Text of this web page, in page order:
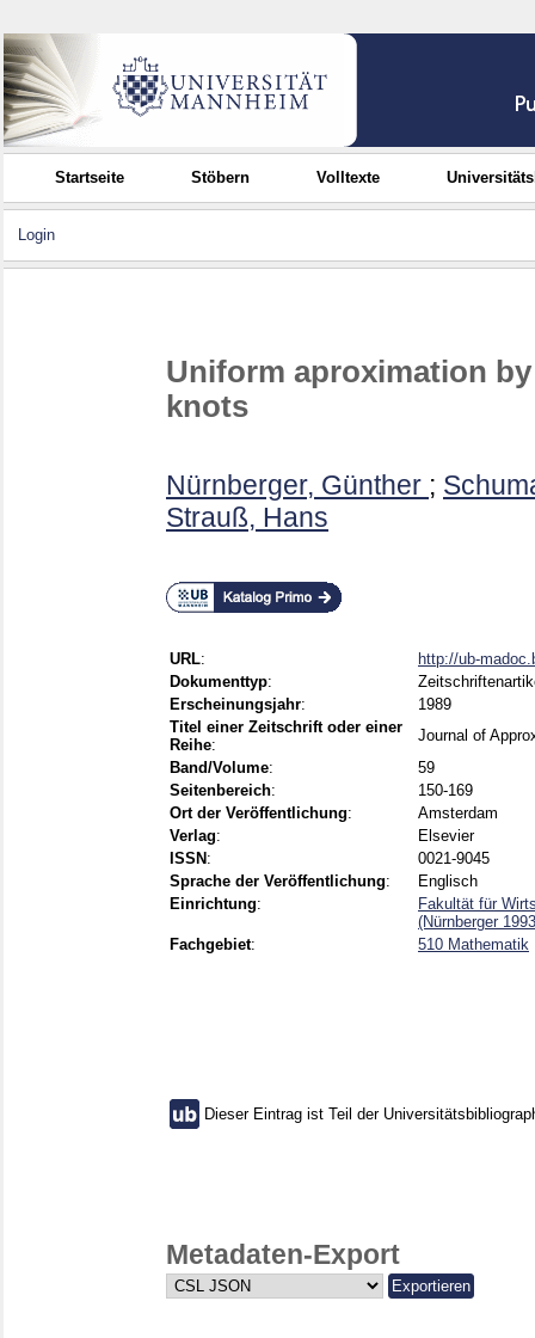
Startseite Stöbern Volltexte
Login
Uniform aproximation
knots
Nürnberger, Günther ;
Strauß, Hans
URL:
http://ub-
Dokumenttyp:
Erscheinungsjahr:
1989
Titel einer Zeitschrift oder einer
Reihe:
Journal of
Band/Volume:
59
Seitenbereich:
150-169
Ort der Veröffentlichung:
Amsterdam
Verlag:
Elsevier
ISSN :
0021-9045
Sprache der Veröffentlichung:
Englisch
Einrichtung:
Fakultät für
(Nürnberger
Fachgebiet: 510 Mathematik
Dieser Eintrag ist Teil der
Metadaten-Export